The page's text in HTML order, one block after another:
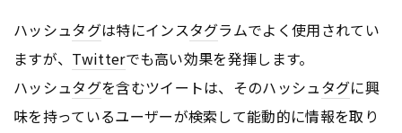
ハッシュタグは特にインスタグラムでよく使用されてい
ますが、 Twitterでも高い効果を発揮します。
ハッシュタグを含むツイートは、そのハッシュタグに興
味を持っているユーザーが検索して能動的に情報を取り